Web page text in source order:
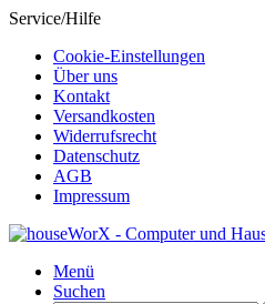
Service/Hilfe
Cookie-Einstellungen
Über uns
Kontakt
Versandkosten
Widerrufsrecht
Datenschutz
AGB
Impressum
Menü
Suchen